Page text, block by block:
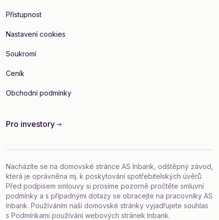
Přístupnost
Nastavení cookies
Soukromí
Ceník
Obchodní podmínky
Pro investory
Nacházíte se na domovské stránce AS Inbank, odštěpný závod,
která je oprávněna mj. k poskytování spotřebitelských úvěrů.
Před podpisem smlouvy si prosíme pozorně pročtěte smluvní
podmínky a s případnými dotazy se obracejte na pracovníky AS
Inbank. Používáním naší domovské stránky vyjadřujete souhlas
s Podmínkami používání webových stránek Inbank.